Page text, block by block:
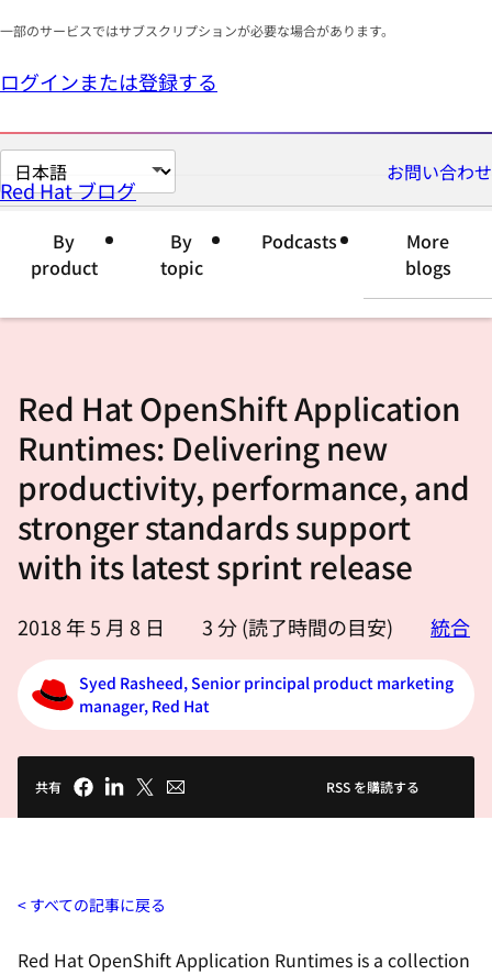
一部のサービスではサブスクリプションが必要な場合があります。
ログインまたは登録する
ペ
ー
語
だ
お問い合わせ
Red Hat ブログ
By
product
By
topic
Podcasts
More
blogs
Red Hat OpenShift Application
Runtimes: Delivering new
productivity, performance, and
stronger standards support
with its latest sprint release
2018 年 5 月 8 日 3分 (読了時間の目安) 統合
Syed Rasheed, Senior principal product marketing
manager, Red Hat
共有 RSS を購読する
すべての記事に戻る
Red Hat OpenShift Application Runtimes is a collection